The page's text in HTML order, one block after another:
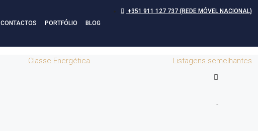
CONTACTOS PORTFÓLIO BLOG
+351 911 127 737 (REDE MÓVEL NACIONAL)
Classe Energética
Listagens semelhantes
-